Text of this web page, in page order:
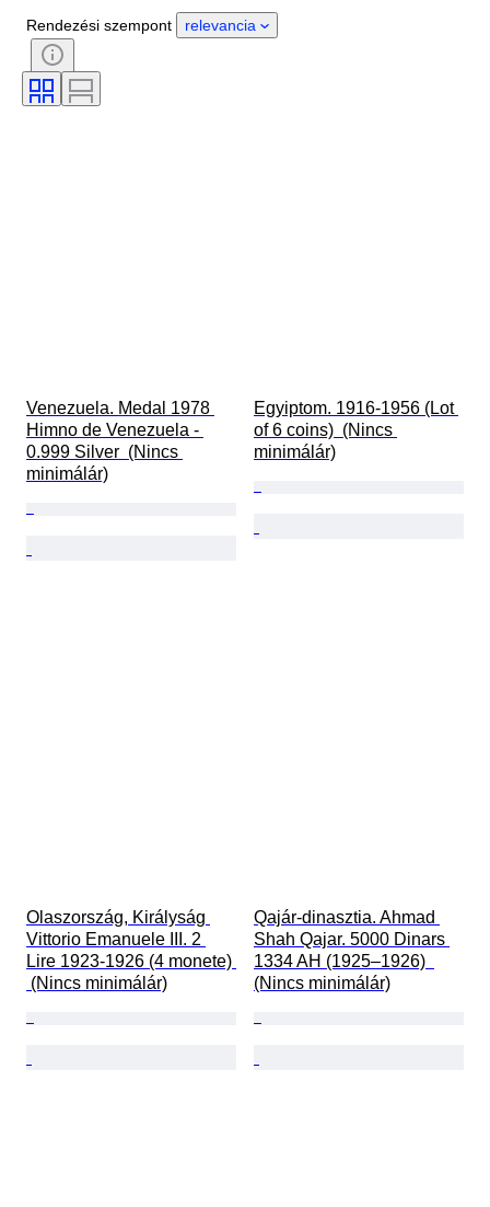
Aláírás
Érme típusa
Uralkodó/korszak
Korszak
Rendezési szempont relevancia
Venezuela. Medal 1978
Himno de Venezuela -
0.999 Silver  (Nincs
minimálár)
Egyiptom. 1916-1956 (Lot
of 6 coins)  (Nincs
minimálár)
Olaszország, Királyság
Vittorio Emanuele III. 2
Lire 1923-1926 (4 monete)
(Nincs minimálár)
Qajár-dinasztia. Ahmad
Shah Qajar. 5000 Dinars
1334 AH (1925–1926)
(Nincs minimálár)